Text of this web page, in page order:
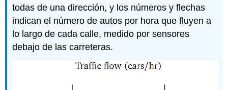
todas de una dirección, y los números y flechas
indican el número de autos por hora que fluyen a
lo largo de cada calle, medido por sensores
debajo de las carreteras.